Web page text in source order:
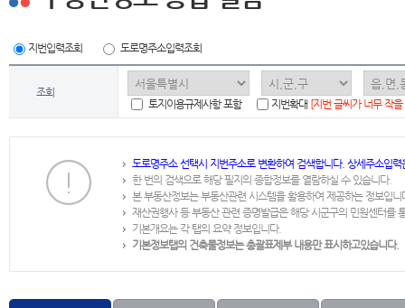
지번입력조회 도로명주소입력조회
조회
토지이용규제사항 포함
지번확대 [지번 글씨가 너무 작
도로명주소 선택시 지번주소로 변환하여 검색합니다. 상세주소입
한 번의 검색으로 해당 필지의 종합정보를 열람하실 수 있습니다.
본 부동산정보는 부동산관련 시스템을 활용하여 제공하는 정보입니
재산권행사 등 부동산 관련 증명발급은 해당 시군구의 민원센터를
기본개요는 각 탭의 요약 정보입니다.
기본정보탭의 건축물정보는 총괄표제부 내용만 표시하고있습니다.